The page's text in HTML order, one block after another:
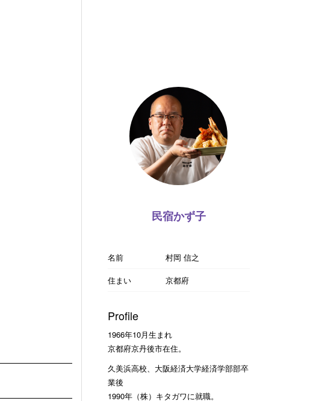
民宿かず子
名前
村岡 信之
住まい
京都府
Profile
1966年10月生まれ
京都府京丹後市在住。
久美浜高校、大阪経済大学経済学部部卒
業後
1990年（株）キタガワに就職。